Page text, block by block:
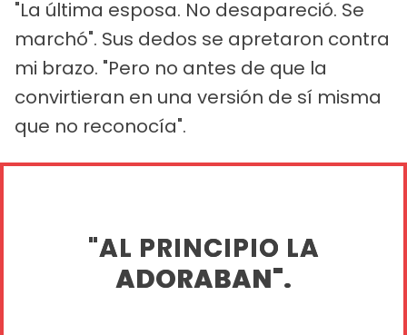
"La última esposa. No desapareció. Se
marchó". Sus dedos se apretaron contra
mi brazo. "Pero no antes de que la
convirtieran en una versión de sí misma
que no reconocía".
"AL PRINCIPIO LA
ADORABAN".